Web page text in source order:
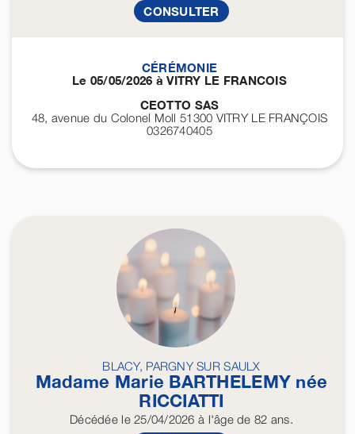
CONSULTER
CÉRÉMONIE
Le 05/05/2026 à VITRY LE FRANCOIS
CEOTTO SAS
48, avenue du Colonel Moll 51300 VITRY LE FRANÇOIS
0326740405
BLACY, PARGNY SUR SAULX
Madame Marie BARTHELEMY née
RICCIATTI
Décédéele 25/04/2026 à l'âge de 82 ans.